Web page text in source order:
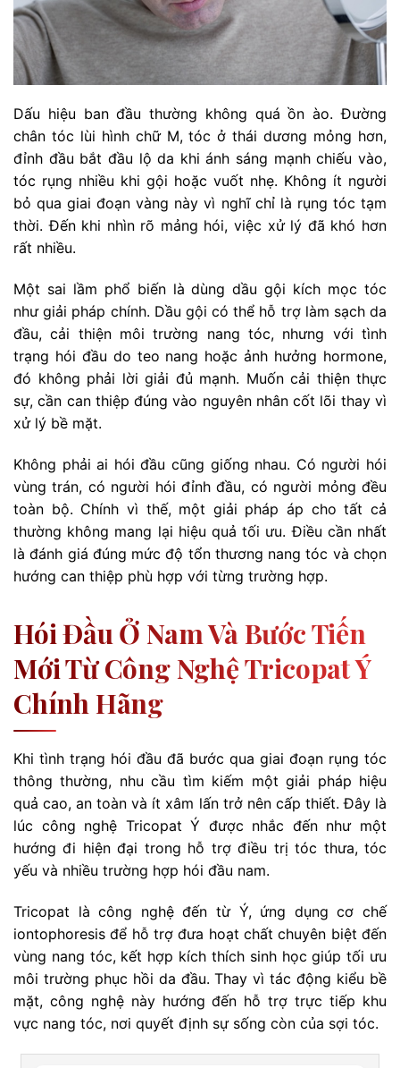
Dấu hiệu ban đầu thường không quá ồn ào. Đường
chân tóc lùi hình chữ M, tóc ở thái dương mỏng hơn,
đỉnh đầu bắt đầu lộ da khi ánh sáng mạnh chiếu vào,
tóc rụng nhiều khi gội hoặc vuốt nhẹ. Không ít người
bỏ qua giai đoạn vàng này vì nghĩ chỉ là rụng tóc tạm
thời. Đến khi nhìn rõ mảng hói, việc xử lý đã khó hơn
rất nhiều.
Một sai lầm phổ biến là dùng dầu gội kích mọc tóc
như giải pháp chính. Dầu gội có thể hỗ trợ làm sạch da
đầu, cải thiện môi trường nang tóc, nhưng với tình
trạng hói đầu do teo nang hoặc ảnh hưởng hormone,
đó không phải lời giải đủ mạnh. Muốn cải thiện thực
sự, cần can thiệp đúng vào nguyên nhân cốt lõi thay vì
xử lý bề mặt.
Không phải ai hói đầu cũng giống nhau. Có người hói
vùng trán, có người hói đỉnh đầu, có người mỏng đều
toàn bộ. Chính vì thế, một giải pháp áp cho tất cả
thường không mang lại hiệu quả tối ưu. Điều cần nhất
là đánh giá đúng mức độ tổn thương nang tóc và chọn
hướng can thiệp phù hợp với từng trường hợp.
Hói Đầu Ở Nam Và Bước Tiến
Mới Từ Công Nghệ Tricopat Ý
Chính Hãng
Khi tình trạng hói đầu đã bước qua giai đoạn rụng tóc
thông thường, nhu cầu tìm kiếm một giải pháp hiệu
quả cao, an toàn và ít xâm lấn trở nên cấp thiết. Đây là
lúc công nghệ Tricopat Ý được nhắc đến như một
hướng đi hiện đại trong hỗ trợ điều trị tóc thưa, tóc
yếu và nhiều trường hợp hói đầu nam.
Tricopat là công nghệ đến từ Ý, ứng dụng cơ chế
iontophoresis để hỗ trợ đưa hoạt chất chuyên biệt đến
vùng nang tóc, kết hợp kích thích sinh học giúp tối ưu
môi trường phục hồi da đầu. Thay vì tác động kiểu bề
mặt, công nghệ này hướng đến hỗ trợ trực tiếp khu
vực nang tóc, nơi quyết định sự sống còn của sợi tóc.